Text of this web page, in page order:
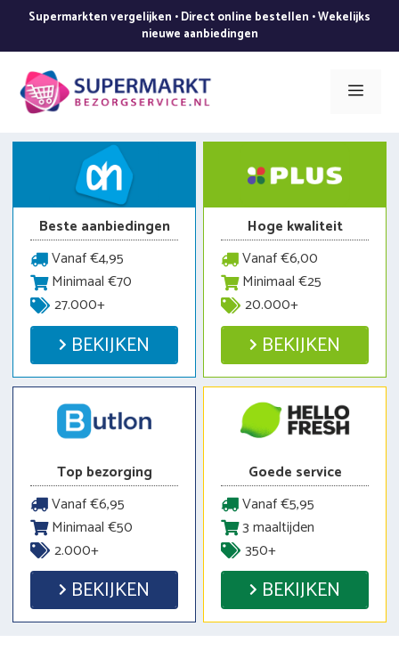
de
inhoud
Supermarkten vergelijken • Direct online bestellen • Wekelijks
nieuwe aanbiedingen
Menu
Beste aanbiedingen
Vanaf €4,95
Minimaal €70
27.000+
BEKIJKEN
Hoge kwaliteit
Vanaf €6,00
Minimaal €25
20.000+
BEKIJKEN
Top bezorging
Vanaf €6,95
Minimaal €50
2.000+
BEKIJKEN
Goede service
Vanaf €5,95
3 maaltijden
350+
BEKIJKEN